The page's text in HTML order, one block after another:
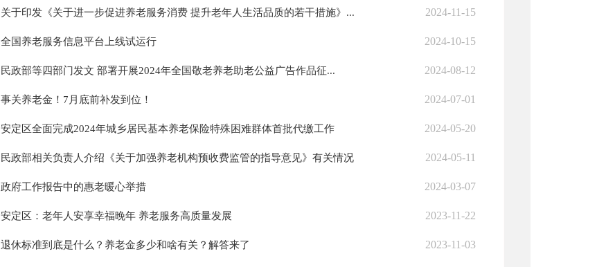
关于印发《关于进一步促进养老服务消费 提升老年人生活品质的若干措施》... 2024-11-15
全国养老服务信息平台上线试运行 2024-10-15
民政部等四部门发文 部署开展2024年全国敬老养老助老公益广告作品征... 2024-08-12
事关养老金！7月底前补发到位！ 2024-07-01
安定区全面完成2024年城乡居民基本养老保险特殊困难群体首批代缴工作 2024-05-20
民政部相关负责人介绍《关于加强养老机构预收费监管的指导意见》有关情况 2024-05-11
政府工作报告中的惠老暖心举措 2024-03-07
安定区：老年人安享幸福晚年 养老服务高质量发展 2023-11-22
退休标准到底是什么？养老金多少和啥有关？解答来了 2023-11-03